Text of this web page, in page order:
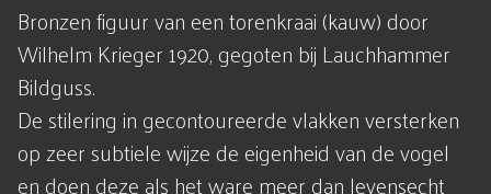
Bronzen figuur van een torenkraai (kauw) door
Wilhelm Krieger 1920, gegoten bij Lauchhammer
Bildguss.
De stilering in gecontoureerde vlakken versterken
op zeer subtiele wijze de eigenheid van de vogel
en doen deze als het ware meer dan levensecht